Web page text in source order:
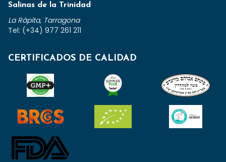
Salinas de la Trinidad
La Ràpita, Tarragona
Tel: (+34) 977 261 211
CERTIFICADOS DE CALIDAD